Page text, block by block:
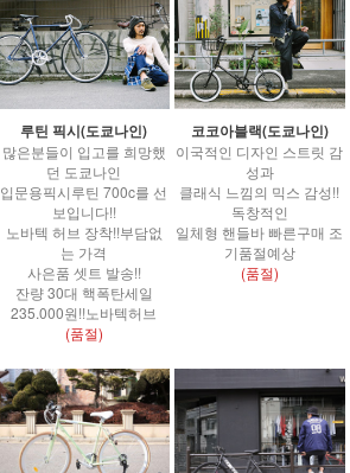
루틴 픽시(도쿄나인)
많은분들이 입고를 희망했
던 도쿄나인
입문용픽시루틴 700c를 선
보입니다!!
노바텍 허브 장착!!부담없
는 가격
사은품 셋트 발송!!
잔량 30대 핵폭탄세일
235.000원!!노바텍허브
(품절)
코코아블랙(도쿄나인)
이국적인 디자인 스트릿 감
성과
클래식 느낌의 믹스 감성!!
독창적인
일체형 핸들바 빠른구매 조
기품절예상
(품절)